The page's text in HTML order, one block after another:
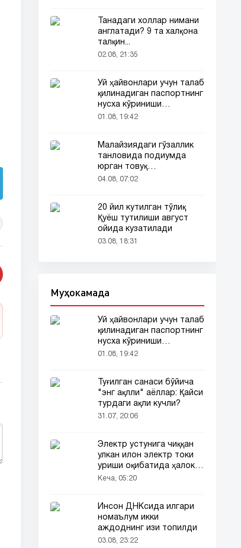
Танадаги холлар нимани
англатади? 9 та халқона
талқин...
02.08, 21:35
Уй ҳайвонлари учун талаб
қилинадиган паспортнинг
нусха кўриниши
тармоқларда тарқалди
01.08, 19:42
Малайзиядаги гўзаллик
танловида подиумда
юрган товуқ
томошабинлар
04.08, 07:02
20 йил кутилган тўлиқ
Қуёш тутилиши август
ойида кузатилади
03.08, 18:31
Муҳокамада
Уй ҳайвонлари учун талаб
қилинадиган паспортнинг
нусха кўриниши
тармоқларда тарқалди
01.08, 19:42
Туғилган санаси бўйича
"энг ақлли" аёллар: Қайси
турдаги ақли кучли?
31.07, 20:06
Электр устунига чиққан
улкан илон электр токи
уриши оқибатида ҳалок
бўлди
Кеча, 05:20
Инсон ДНКсида илгари
номаълум икки
аждоднинг изи топилди
03.08, 23:22